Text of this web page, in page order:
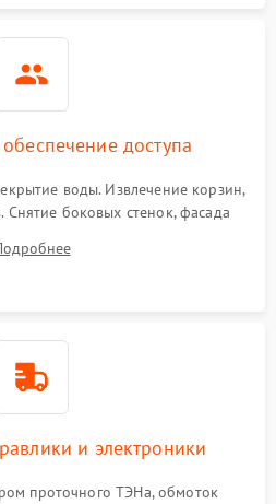
доступа
воды. Извлечение корзин,
боковых стенок, фасада
ТЭНу и сливной помпе.
и электроники
проточного ТЭНа, обмоток